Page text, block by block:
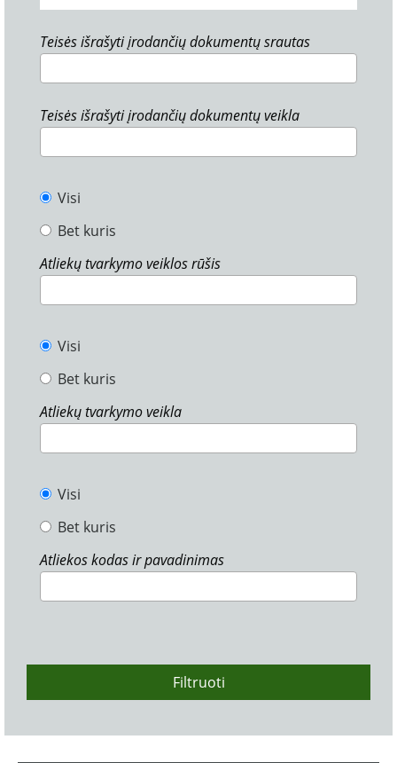
Teisės išrašyti įrodančių dokumentų srautas
Teisės išrašyti įrodančių dokumentų veikla
Visi
Bet kuris
Atliekų tvarkymo veiklos rūšis
Visi
Bet kuris
Atliekų tvarkymo veikla
Visi
Bet kuris
Atliekos kodas ir pavadinimas
Filtruoti